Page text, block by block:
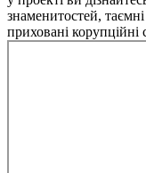
знаменитостей,
приховані корупційні